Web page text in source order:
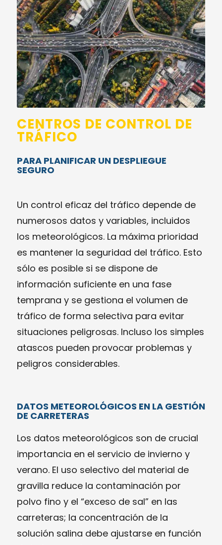
CENTROS DE CONTROL DE
TRÁFICO
PARA PLANIFICAR UN DESPLIEGUE
SEGURO
Un control eficaz del tráfico depende de
numerosos datos y variables, incluidos
los meteorológicos. La máxima prioridad
es mantener la seguridad del tráfico. Esto
sólo es posible si se dispone de
información suficiente en una fase
temprana y se gestiona el volumen de
tráfico de forma selectiva para evitar
situaciones peligrosas. Incluso los simples
atascos pueden provocar problemas y
peligros considerables.
DATOS METEOROLÓGICOS EN LA GESTIÓN
DE CARRETERAS
Los datos meteorológicos son de crucial
importancia en el servicio de invierno y
verano. El uso selectivo del material de
gravilla reduce la contaminación por
polvo fino y el “exceso de sal” en las
carreteras; la concentración de la
solución salina debe ajustarse en función